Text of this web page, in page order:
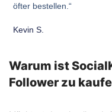
öfter bestellen.“
Kevin S.
Warum ist
Follower zu